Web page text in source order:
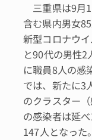
三重県は9月
含む県内男女
新型コロナウ
と90代の男性
に職員8人の感
では、新たに3
のクラスター
の感染者は延
147人となった。